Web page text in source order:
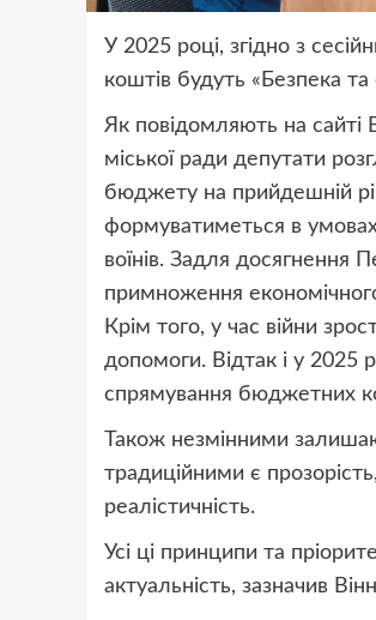
У 2025 році, згідно з
коштів будуть «Безпека та
Як повідомляють на сайті
міської ради депутати
бюджету на прийдешній
формуватиметься в
воїнів. Задля
примноження
Крім того, у час війни
допомоги. Відтак і у 2025
спрямування бюджетних
Також незмінними
традиційними є
реалістичність.
Усі ці принципи та
актуальність, зазначив